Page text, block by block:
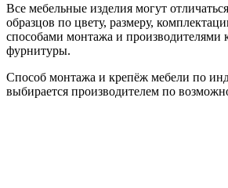
Все мебельные изделия могут
образцов по цвету, размеру,
способами монтажа и
фурнитуры.
Способ монтажа и крепёж мебели по
выбирается производителем по